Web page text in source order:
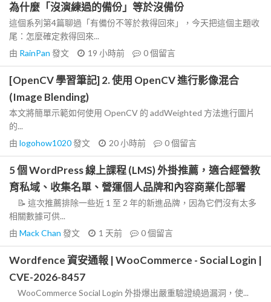
為什麼「沒演練過的備份」等於沒備份
這個系列第4篇聊過「有備份不等於救得回來」，今天把這個主題收
尾：怎麼確定救得回來...
由 RainPan 發文 19 小時前 0個留言
[OpenCV 學習筆記] 2. 使用 OpenCV 進行影像混合
(Image Blending)
本文將簡單示範如何使用 OpenCV 的 addWeighted 方法進行圖片
的...
由 logohow1020發文 20 小時前 0個留言
5 個 WordPress 線上課程 (LMS) 外掛推薦，適合經營教
育私域、收集名單、營運個人品牌和內容商業化部署
📝 這次推薦排除一些近 1 至 2 年的新進品牌，因為它們沒有太多
相關數據可供...
由 Mack Chan 發文 1 天前 0個留言
Wordfence 資安通報 | WooCommerce - Social Login |
CVE-2026-8457
WooCommerce Social Login 外掛爆出嚴重驗證繞過漏洞，使...